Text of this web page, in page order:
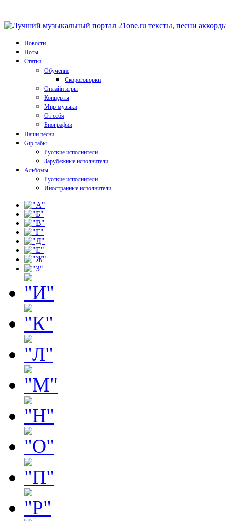
Новости
Ноты
Статьи
Обучение
Скороговорки
Онлайн игры
Концерты
Мир музыки
От себя
Биографии
Наши песни
Gtp табы
Русские исполнители
Зарубежные исполнители
Альбомы
Русские исполнители
Иностранные исполнители